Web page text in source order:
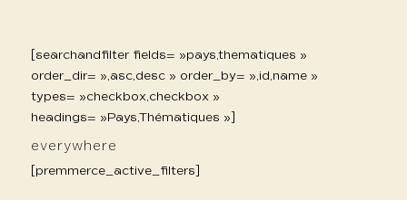
[searchandfilter fields= »pays,thematiques »
order_dir= »,asc,desc » order_by= »,id,name »
types= »checkbox,checkbox »
headings= »Pays,Thématiques »]
everywhere
[premmerce_active_filters]